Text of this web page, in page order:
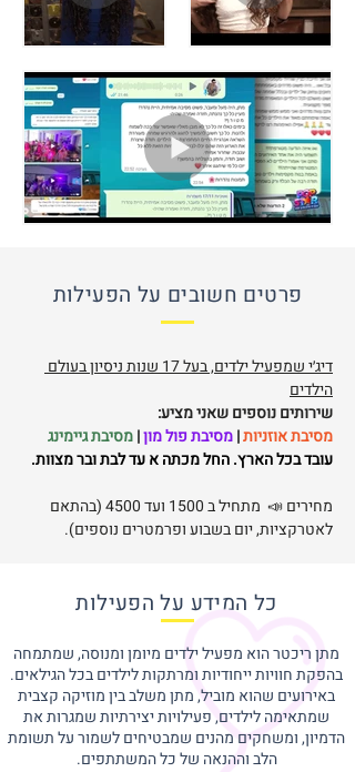
פרטים חשובים על הפעילות
דיג׳י שמפעיל ילדים, בעל 17 שנות ניסיון בעולם
הילדים
שירותים נוספים שאני מציע:
מסיבת אוזניות | מסיבת פול מון | מסיבת גיימינג
עובד בכל הארץ. החל מכתה א עד לבת ובר מצוות.
מחירים 📣  מתחיל ב 1500 ועד 4500 (בהתאם
לאטרקציות, יום בשבוע ופרמטרים נוספים).
כל המידע על הפעילות
מתן ריכטר הוא מפעיל ילדים מיומן ומנוסה, שמתמחה
בהפקת חוויות ייחודיות ומרתקות לילדים בכל הגילאים.
באירועים שהוא מוביל, מתן משלב בין מוזיקה קצבית
שמתאימה לילדים, פעילויות יצירתיות שמגרות את
הדמיון, ומשחקים מהנים שמבטיחים לשמור על תשומת
הלב וההנאה של כל המשתתפים.